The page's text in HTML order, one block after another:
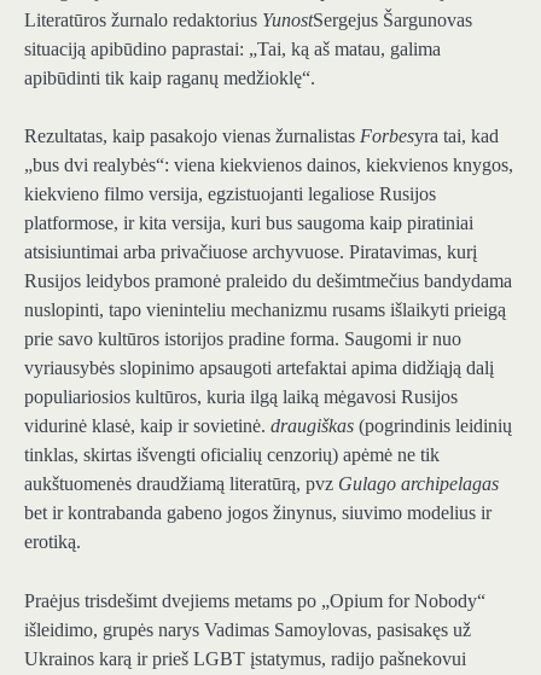
Literatūros žurnalo redaktorius YunostSergejus Šargunovas
situaciją apibūdino paprastai: „Tai, ką aš matau, galima
apibūdinti tik kaip raganų medžioklę“.
Rezultatas, kaip pasakojo vienas žurnalistas Forbesyra tai, kad
„bus dvi realybės“: viena kiekvienos dainos, kiekvienos knygos,
kiekvieno filmo versija, egzistuojanti legaliose Rusijos
platformose, ir kita versija, kuri bus saugoma kaip piratiniai
atsisiuntimai arba privačiuose archyvuose. Piratavimas, kurį
Rusijos leidybos pramonė praleido du dešimtmečius bandydama
nuslopinti, tapo vieninteliu mechanizmu rusams išlaikyti prieigą
prie savo kultūros istorijos pradine forma. Saugomi ir nuo
vyriausybės slopinimo apsaugoti artefaktai apima didžiąją dalį
populiariosios kultūros, kuria ilgą laiką mėgavosi Rusijos
vidurinė klasė, kaip ir sovietinė. draugiškas (pogrindinis leidinių
tinklas, skirtas išvengti oficialių cenzorių) apėmė ne tik
aukštuomenės draudžiamą literatūrą, pvz Gulago archipelagas
bet ir kontrabanda gabeno jogos žinynus, siuvimo modelius ir
erotiką.
Praėjus trisdešimt dvejiems metams po „Opium for Nobody“
išleidimo, grupės narys Vadimas Samoylovas, pasisakęs už
Ukrainos karą ir prieš LGBT įstatymus, radijo pašnekovui